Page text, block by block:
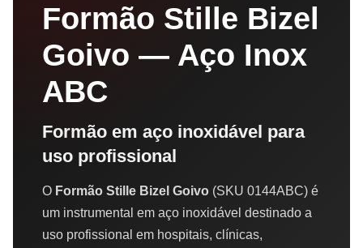
Formão Stille Bizel
Goivo — Aço Inox
ABC
Formão em aço inoxidável para
uso profissional
O Formão Stille Bizel Goivo (SKU 0144ABC) é
um instrumental em aço inoxidável destinado a
uso profissional em hospitais, clínicas,